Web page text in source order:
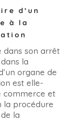
d’un
à la
dans son arrêt
la
organe de
est elle-
commerce et
la procédure
la